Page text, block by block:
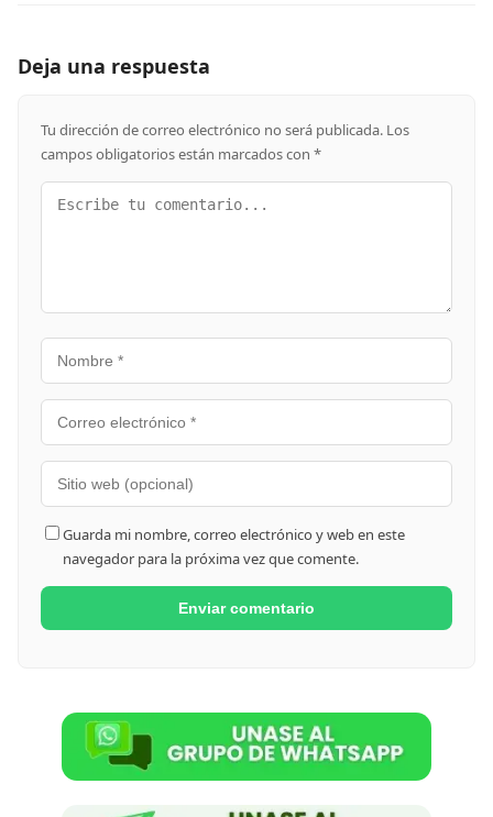
Deja una respuesta
Tu dirección de correo electrónico no será publicada. Los
campos obligatorios están marcados con *
Guarda mi nombre, correo electrónico y web en este
navegador para la próxima vez que comente.